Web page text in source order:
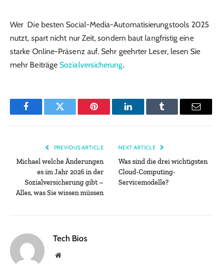
Wer Die besten Social-Media-Automatisierungstools 2025
nutzt, spart nicht nur Zeit, sondern baut langfristig eine
starke Online-Präsenz auf. Sehr geehrter Leser, lesen Sie
mehr Beiträge Sozialversicherung.
FacebookTwitter Pinterest LinkedInTumblr Email
PREVIOUS ARTICLE
Michael welche Änderungen
es im Jahr 2026 in der
Sozialversicherung gibt –
Alles, was Sie wissen müssen
NEXT ARTICLE
Was sind die drei wichtigsten
Cloud-Computing-
Servicemodelle?
Tech Bios
Website